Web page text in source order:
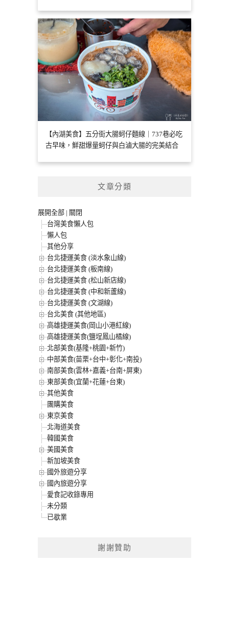
【內湖美食】五分街大腸蚵仔麵線｜737巷必吃
古早味，鮮甜爆量蚵仔與白滷大腸的完美結合
文章分類
展開全部 | 關閉
台灣美食懶人包
懶人包
其他分享
台北捷運美食 (淡水象山線)
台北捷運美食 (板南線)
台北捷運美食 (松山新店線)
台北捷運美食 (中和新蘆線)
台北捷運美食 (文湖線)
台北美食 (其他地區)
高雄捷運美食(岡山小港紅線)
高雄捷運美食(鹽埕鳳山橘線)
北部美食(基隆+桃園+新竹)
中部美食(苗栗+台中+彰化+南投)
南部美食(雲林+嘉義+台南+屏東)
東部美食(宜蘭+花蓮+台東)
其他美食
團購美食
東京美食
北海道美食
韓國美食
美國美食
新加坡美食
國外旅遊分享
國內旅遊分享
愛食記收錄專用
未分類
已歇業
謝謝贊助